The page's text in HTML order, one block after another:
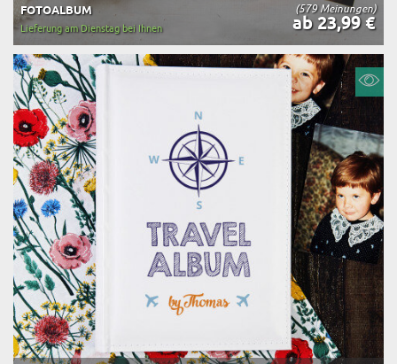
(579 Meinungen)
FOTOALBUM
ab 23,99 €
Lieferung am Dienstag bei Ihnen